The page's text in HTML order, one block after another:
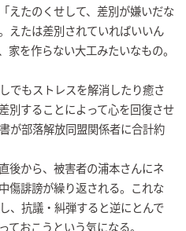
えたのくせして、差別が嫌いだな
えたは差別されていればいいん
を作らない大工みたいなもの。
でもストレスを解消したり癒さ
別することによって心を回復させ
が部落解放同盟関係者に合計約
後から、被害者の浦本さんにネ
傷誹謗が繰り返される。これな
、抗議・糾弾すると逆にとんで
ておこうという気になる。